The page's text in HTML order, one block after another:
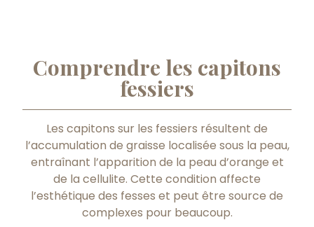
Comprendre les capitons
fessiers
Les capitons sur les fessiers résultent de
l’accumulation de graisse localisée sous la peau,
entraînant l’apparition de la peau d’orange et
de la cellulite. Cette condition affecte
l’esthétique des fesses et peut être source de
complexes pour beaucoup.